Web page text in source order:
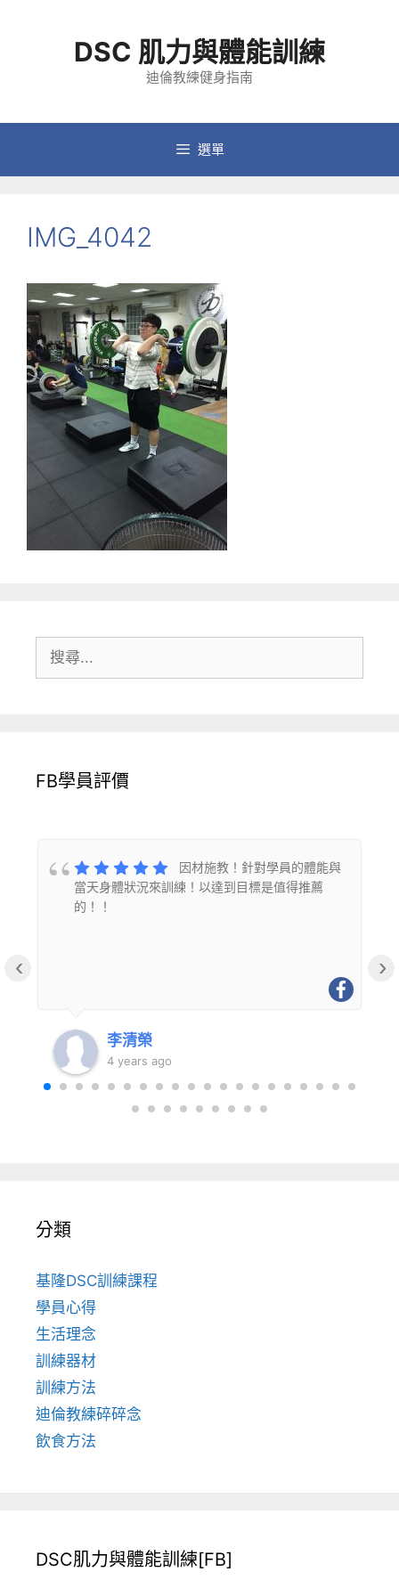
容
DSC 肌力與體能訓練
迪倫教練健身指南
選單
IMG_4042
尋:
FB學員評價
因材施教！針對學員的體能與
當天身體狀況來訓練！以達到目標是值得推薦
的！！
李清榮
4 years ago
‹ ›
分類
基隆DSC訓練課程
學員心得
生活理念
訓練器材
訓練方法
迪倫教練碎碎念
飲食方法
DSC肌力與體能訓練[FB]